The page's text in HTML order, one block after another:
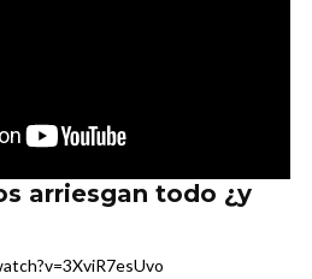
arriesgan todo ¿y